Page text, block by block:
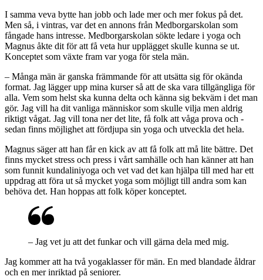
I samma veva bytte han jobb och lade mer och mer fokus på det.
Men så, i vintras, var det en annons från Medborgarskolan som
fångade hans intresse. Medborgarskolan sökte ledare i yoga och
Magnus åkte dit för att få veta hur upplägget skulle kunna se ut.
Konceptet som växte fram var yoga för stela män.
– Många män är ganska främmande för att utsätta sig för okända
format. Jag lägger upp mina kurser så att de ska vara tillgängliga för
alla. Vem som helst ska kunna delta och känna sig bekväm i det man
gör. Jag vill ha dit vanliga människor som skulle vilja men aldrig
riktigt vågat. Jag vill tona ner det lite, få folk att våga prova och ­
sedan finns möjlighet att fördjupa sin yoga och ­utveckla det hela.
Magnus säger att han får en kick av att få folk att må lite bättre. Det
finns mycket stress och press i vårt samhälle och han känner att han
som funnit kundaliniyoga och vet vad det kan hjälpa till med har ett
uppdrag att föra ut så mycket yoga som möjligt till andra som kan
behöva det. Han hoppas att folk köper konceptet.
– Jag vet ju att det funkar och vill gärna dela med mig.
Jag kommer att ha två yogaklasser för män. En med blandade åldrar
och en mer ­inriktad på seniorer.